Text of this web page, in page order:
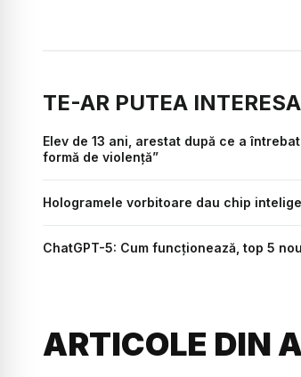
TE-AR PUTEA
Elev de 13 ani, arestat după ce a
formă de violență”
Hologramele vorbitoare dau chip
ChatGPT-5: Cum funcționează, top 5
ARTICOLE DIN